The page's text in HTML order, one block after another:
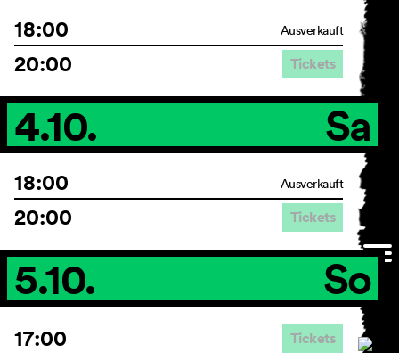
18:00 Ausverkauft
20:00 Tickets
4.10. Sa
18:00 Ausverkauft
20:00 Tickets
5.10. So
17:00 Tickets